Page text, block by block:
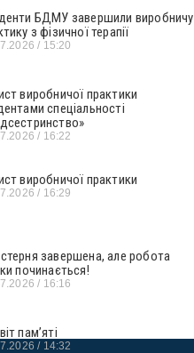
БДМУ завершили виробничу
з фізичної терапії
15:20
виробничої практики
спеціальності
16:22
виробничої практики
16:29
завершена, але робота
починається!
16:16
пам’яті
14:32